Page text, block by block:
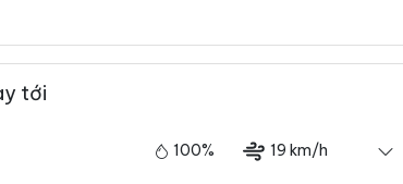
tới
100% 19 km/h